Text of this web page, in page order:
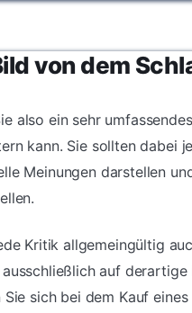
von dem
also ein sehr
kann. Sie sollten dabei
Meinungen darstellen
Kritik allgemeingültig
auf
sich bei dem Kauf